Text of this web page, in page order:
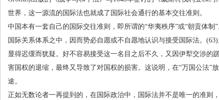
世界，这一源流的国际法也就成了国际社会通行的基本交往准则。
中国本有一套自己的国际交往准则，即所谓的“华夷秩序”或“朝贡体
国际关系体系之中，因而势必自愿或不自愿地认识与接受国际法。 (63)
显得迟缓而犹疑。好不容易接受这一名目之后不久，又因伊犁交涉的
害国权的退缩，最终又导致了对国权的损害。这说明，在“万国公法”
途。
正如无数论者一再提到的，在国际政治中，国际法并不是唯一的准则